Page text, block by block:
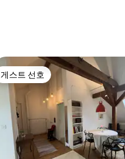
게스트 선호
게스트 선호